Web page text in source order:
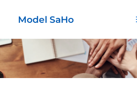
Model SaHo